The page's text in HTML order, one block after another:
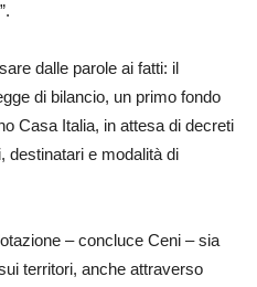
dalle parole ai fatti: il
di bilancio, un primo fondo
Casa Italia, in attesa di decreti
destinatari e modalità di
– concluce Ceni – sia
territori, anche attraverso